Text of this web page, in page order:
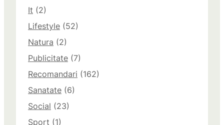
It (2)
Lifestyle (52)
Natura (2)
Publicitate (7)
Recomandari (162)
Sanatate (6)
Social (23)
Sport (1)